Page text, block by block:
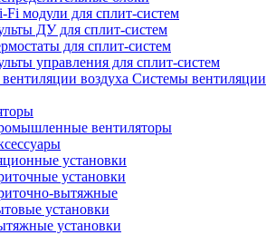
Fi модули для сплит-систем
ДУ для сплит-систем
для сплит-систем
управления для сплит-систем
Системы вентиляции
вентиляторы
установки
установки
вытяжные
установки
установки